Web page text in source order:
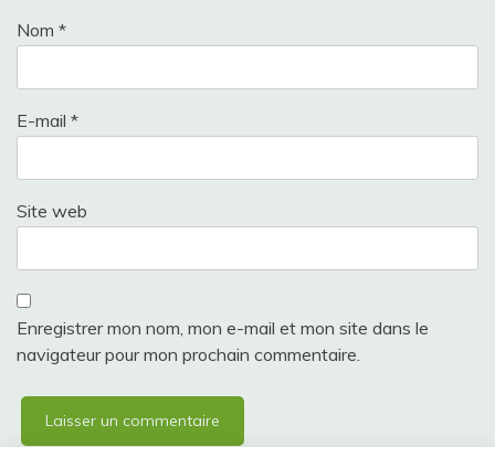
Nom *
E-mail *
Site web
Enregistrer mon nom, mon e-mail et mon site dans le
navigateur pour mon prochain commentaire.